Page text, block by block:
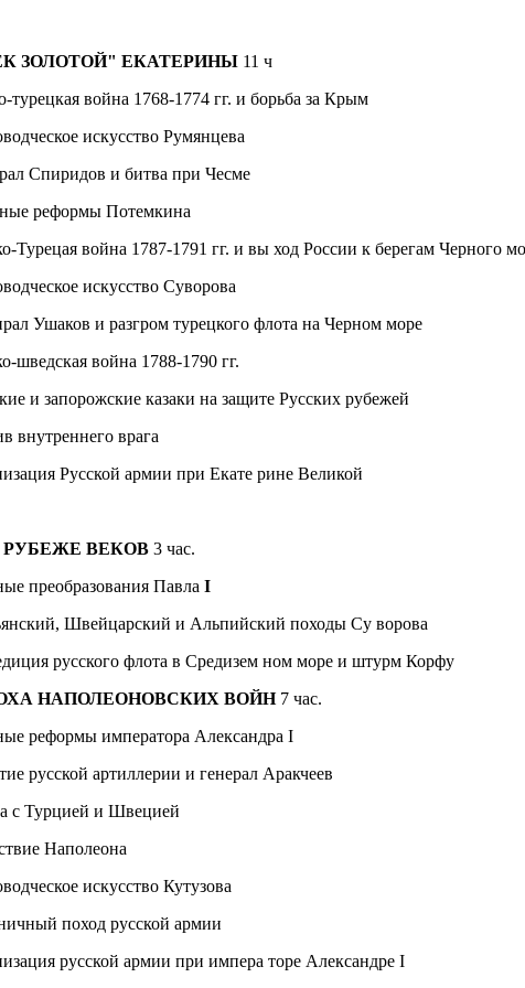
ЗОЛОТОЙ" ЕКАТЕРИНЫ 11 ч
турецкая война 1768-1774 гг. и борьба за Крым
искусство Румянцева
Спиридов и битва при Чесме
реформы Потемкина
Турецая война 1787-1791 гг. и вы­ ход России к берегам Черного
искусство Суворова
Ушаков и разгром турецкого флота на Черном море
шведская война 1788-1790 гг.
и запорожские казаки на защите Русских рубежей
внутреннего врага
Русской армии при Екате­ рине Великой
РУБЕЖЕ ВЕКОВ 3 час.
преобразования Павла I
Швейцарский и Альпийский походы Су­ ворова
русского флота в Средизем­ ном море и штурм Корфу
НАПОЛЕОНОВСКИХ ВОЙН 7 час.
реформы императора Алек­сандра I
русской артиллерии и генерал Аракчеев
с Турцией и Швецией
Наполеона
искусство Кутузова
поход русской армии
русской армии при импера­ торе Александре I